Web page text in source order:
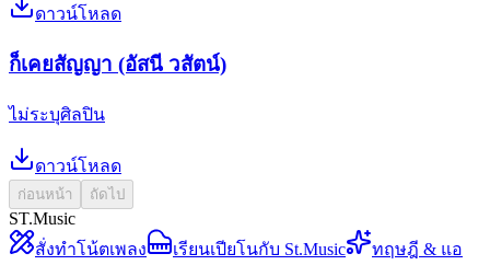
ดาวน์โหลด
ก็เคยสัญญา (อัสนี วสัตน์)
ไม่ระบุศิลปิน
ดาวน์โหลด
ก่อนหน้า ถัดไป
ST.Music
สั่งทำโน้ตเพลง
เรียนเปียโนกับ St.Music
ทฤษฎี & แอ